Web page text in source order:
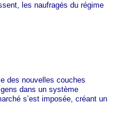
les naufragés du régime
des nouvelles couches
dans un système
sʼest imposée, créant un